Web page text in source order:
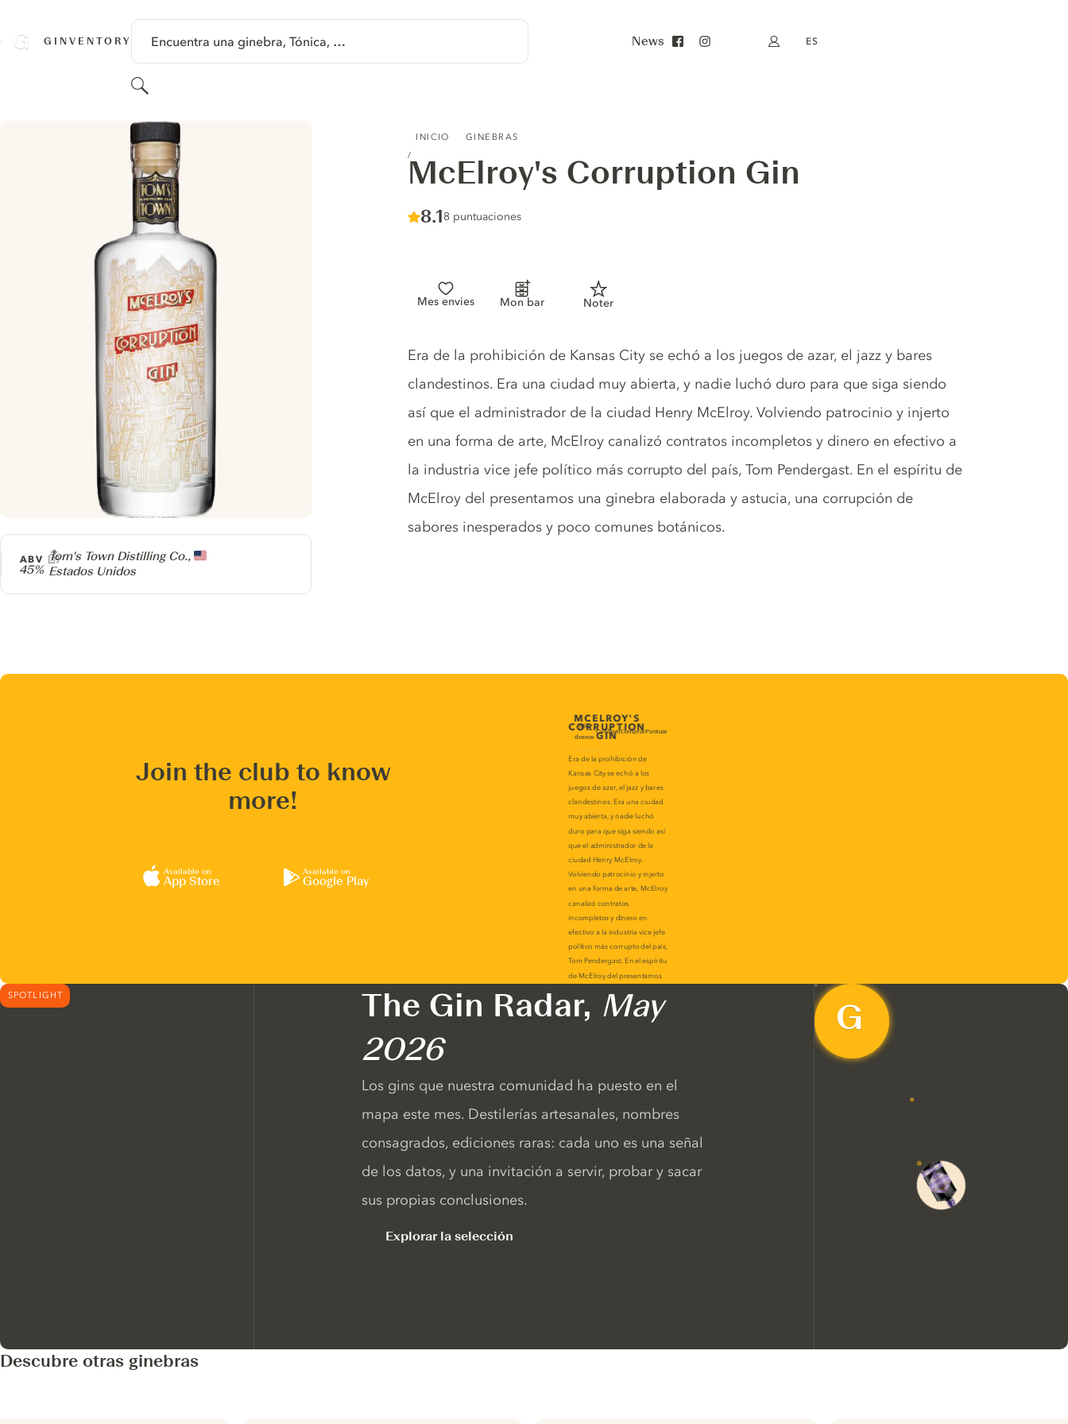
GINVENTORY Encuentra una ginebra, Tónica, …
Buscar
News Mi cuenta
ES
INICIO GINEBRAS
McElroy's Corruption Gin
Score :
8.1/ 10
8 puntuaciones
Mes envies Mon bar Noter
Producer
Tom's Town Distilling Co.,
Estados Unidos
ABV
45%
Gin description
Era de la prohibición de Kansas City se echó a los juegos de azar, el jazz y bares
clandestinos. Era una ciudad muy abierta, y nadie luchó duro para que siga siendo
así que el administrador de la ciudad Henry McElroy. Volviendo patrocinio y injerto
en una forma de arte, McElroy canalizó contratos incompletos y dinero en efectivo a
la industria vice jefe político más corrupto del país, Tom Pendergast. En el espíritu de
McElroy del presentamos una ginebra elaborada y astucia, una corrupción de
sabores inesperados y poco comunes botánicos.
Join the club to know
more!
Available on
App Store
Available on
Google Play
SPOTLIGHT The Gin Radar, May
2026
Los gins que nuestra comunidad ha puesto en el
mapa este mes. Destilerías artesanales, nombres
consagrados, ediciones raras: cada uno es una señal
de los datos, y una invitación a servir, probar y sacar
sus propias conclusiones.
Explorar la selección
Descubre otras ginebras